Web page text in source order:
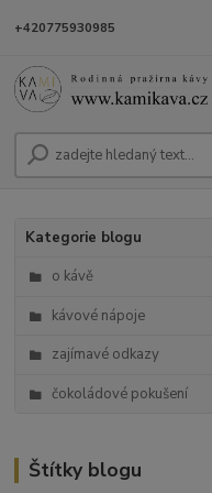
+420775930985
Kategorie blogu
o kávě
kávové nápoje
zajímavé odkazy
čokoládové pokušení
Štítky blogu